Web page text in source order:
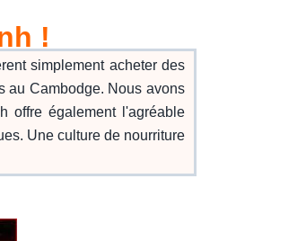
!
simplement acheter des
au Cambodge. Nous avons
offre également l'agréable
Une culture de nourriture